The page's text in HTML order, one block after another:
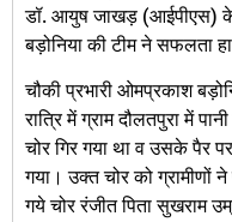
डॉ. आयुष जाखड़ (आईपीएस) के
बड़ोनिया की टीम ने सफलता
चौकी प्रभारी ओमप्रकाश
रात्रि में ग्राम दौलतपुरा में
चोर गिर गया था व उसके पैर
गया। उक्त चोर को
गये चोर रंजीत पिता सुखराम